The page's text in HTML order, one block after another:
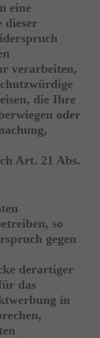
eine
dieser
verarbeiten,
die Ihre
oder
Art. 21 Abs.
so
gegen
derartiger
das
in